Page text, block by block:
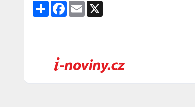
Share Facebook
Email